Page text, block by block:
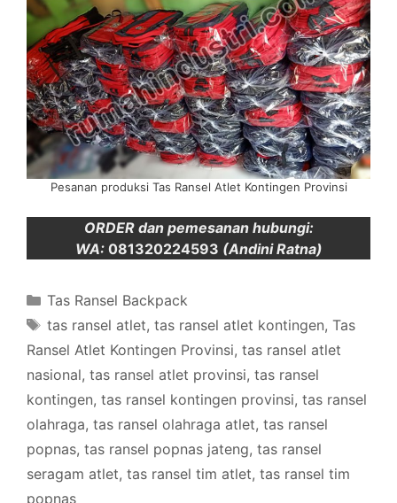
Pesanan produksi Tas Ransel Atlet Kontingen Provinsi
ORDER dan pemesanan hubungi:
WA: 081320224593 (Andini Ratna)
Categories
Tas Ransel Backpack
Tags
tas ransel atlet, tas ransel atlet kontingen, Tas
Ransel Atlet Kontingen Provinsi, tas ransel atlet
nasional, tas ransel atlet provinsi, tas ransel
kontingen, tas ransel kontingen provinsi, tas ransel
olahraga, tas ransel olahraga atlet, tas ransel
popnas, tas ransel popnas jateng, tas ransel
seragam atlet, tas ransel tim atlet, tas ransel tim
popnas